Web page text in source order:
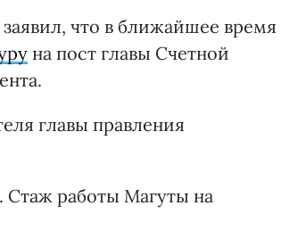
что в ближайшее время
на пост главы Счетной
главы правления
Стаж работы Магуты на